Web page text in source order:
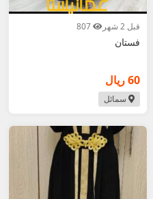
قبل 2 شهر
فستان
60 ريال
سمائل